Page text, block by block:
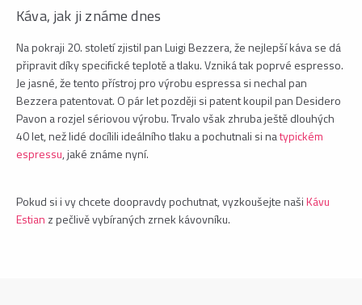
Káva, jak ji známe dnes
Na pokraji 20. století zjistil pan Luigi Bezzera, že nejlepší káva se dá
připravit díky specifické teplotě a tlaku. Vzniká tak poprvé espresso.
Je jasné, že tento přístroj pro výrobu espressa si nechal pan
Bezzera patentovat. O pár let později si patent koupil pan Desidero
Pavon a rozjel sériovou výrobu. Trvalo však zhruba ještě dlouhých
40 let, než lidé docílili ideálního tlaku a pochutnali si natypickém
espressu, jaké známe nyní.
Pokud si i vy chcete doopravdy pochutnat, vyzkoušejte našiKávu
Estian z pečlivě vybíraných zrnek kávovníku.